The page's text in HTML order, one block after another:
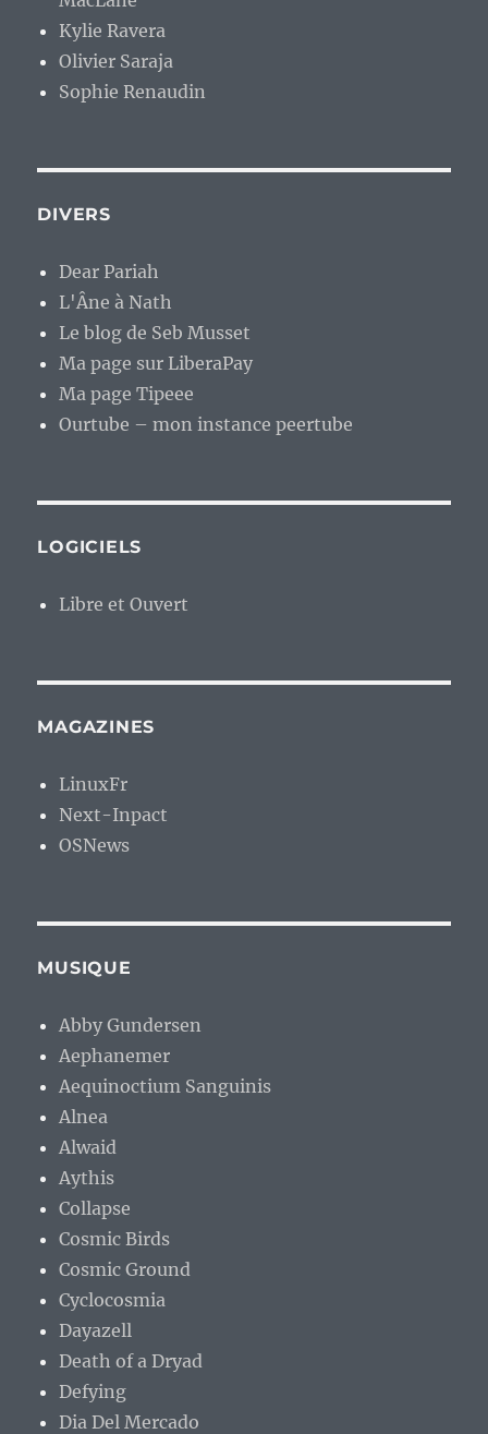
Kylie Ravera
Olivier Saraja
Sophie Renaudin
DIVERS
Dear Pariah
L'Âne à Nath
Le blog de Seb Musset
Ma page sur LiberaPay
Ma page Tipeee
Ourtube – mon instance peertube
LOGICIELS
Libre et Ouvert
MAGAZINES
LinuxFr
Next-Inpact
OSNews
MUSIQUE
Abby Gundersen
Aephanemer
Aequinoctium Sanguinis
Alnea
Alwaid
Aythis
Collapse
Cosmic Birds
Cosmic Ground
Cyclocosmia
Dayazell
Death of a Dryad
Defying
Dia Del Mercado